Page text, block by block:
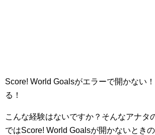
Score! World Goalsがエラーで開かない
る！
こんな経験はないですか？そんなアナタ
ではScore! World Goalsが開かないとき